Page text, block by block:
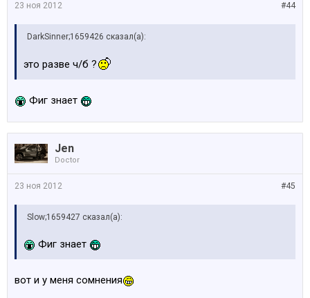
#44
23 ноя 2012
DarkSinner;1659426 сказал(а):
это разве ч/б ?
Фиг знает
Jen
Doctor
#45
23 ноя 2012
Slow;1659427 сказал(а):
Фиг знает
вот и у меня сомнения